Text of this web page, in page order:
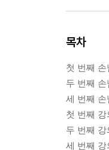
목차
첫 번째 손
두 번째 손
세 번째 손
첫 번째
두 번째
세 번째 강